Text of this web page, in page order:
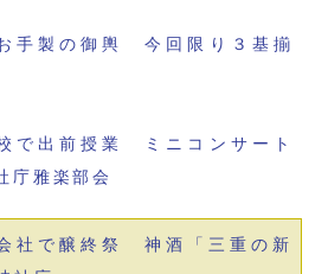
手製の御輿 今回限り３基揃
で出前授業 ミニコンサート
雅楽部会
社で醸終祭 神酒「三重の新